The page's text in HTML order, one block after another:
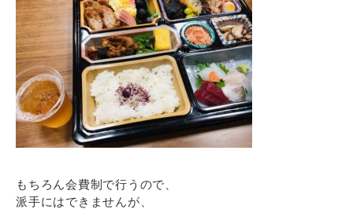
もちろん会費制で行うので、
派手にはできませんが、